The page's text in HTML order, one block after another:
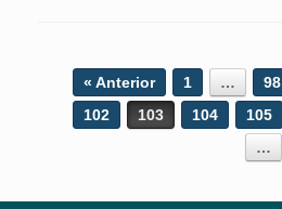
Post navigation
« Anterior 1 … 98
102
103 104 105
…